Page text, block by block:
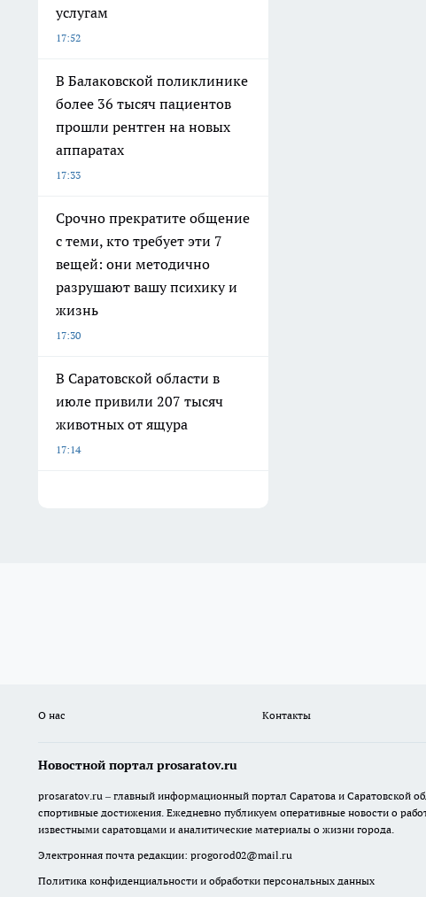
услугам
17:52
В Балаковской поликлинике
более 36 тысяч пациентов
прошли рентген на новых
аппаратах
17:33
Срочно прекратите общение
с теми, кто требует эти 7
вещей: они методично
разрушают вашу психику и
жизнь
17:30
В Саратовской области в
июле привили 207 тысяч
животных от ящура
17:14
О нас Контакты
Новостной портал prosaratov.ru
prosaratov.ru – главный информационный портал Саратова и Саратовской
спортивные достижения. Ежедневно публикуем оперативные новости о
известными саратовцами и аналитические материалы о жизни города.
Электронная почта редакции: progorod02@mail.ru
Политика конфиденциальности и обработки персональных данных